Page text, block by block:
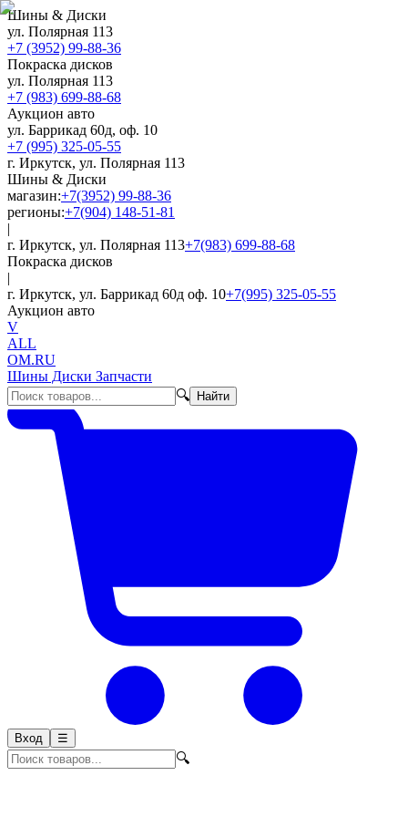
Шины & Диски
ул. Полярная 113
+7 (3952) 99-88-36
Покраска дисков
ул. Полярная 113
+7 (983) 699-88-68
Аукцион авто
ул. Баррикад 60д, оф. 10
+7 (995) 325-05-55
г. Иркутск, ул. Полярная 113
Шины & Диски
магазин:+7(3952) 99-88-36
регионы:+7(904) 148-51-81
|
г. Иркутск, ул. Полярная 113+7(983) 699-88-68
Покраска дисков
|
г. Иркутск, ул. Баррикад 60д оф. 10+7(995) 325-05-55
Аукцион авто
V
ALL
OM.RU
Шины Диски Запчасти
🔍
Найти
Вход ☰
🔍